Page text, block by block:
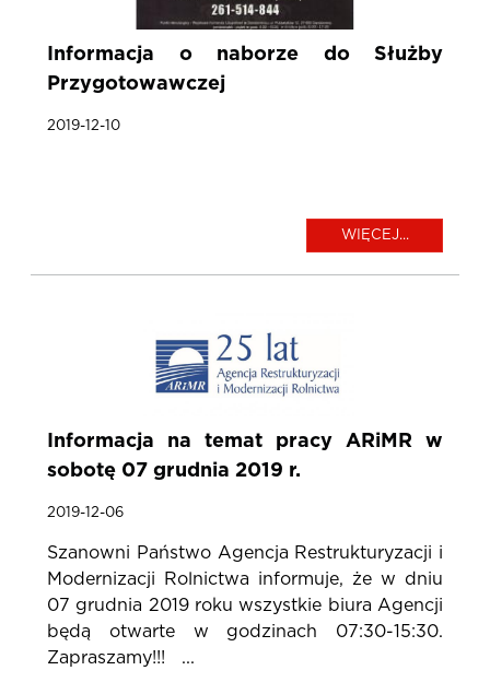
Informacja o naborze do Służby
Przygotowawczej
2019-12-10
WIĘCEJ...
Informacja na temat pracy ARiMR w
sobotę 07 grudnia 2019 r.
2019-12-06
Szanowni Państwo Agencja Restrukturyzacji i
Modernizacji Rolnictwa informuje, że w dniu
07 grudnia 2019 roku wszystkie biura Agencji
będą otwarte w godzinach 07:30-15:30.
Zapraszamy!!! ...